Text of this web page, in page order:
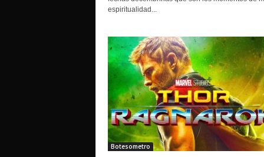
espiritualidad...
Botesometro